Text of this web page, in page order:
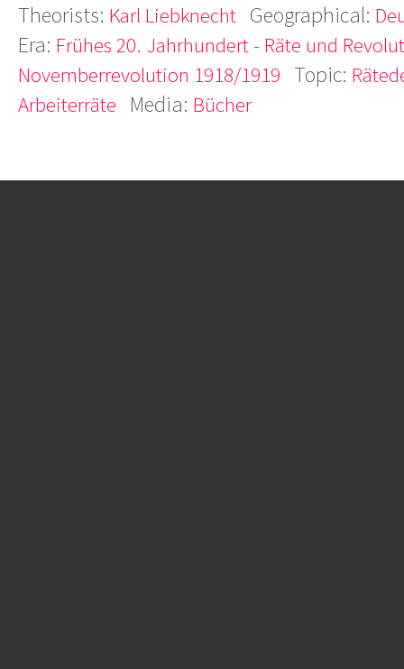
Theorists: Karl Liebknecht Geographical:
Era: Frühes 20. Jahrhundert - Räte und
Novemberrevolution 1918/1919 Topic:
Arbeiterräte
Media: Bücher